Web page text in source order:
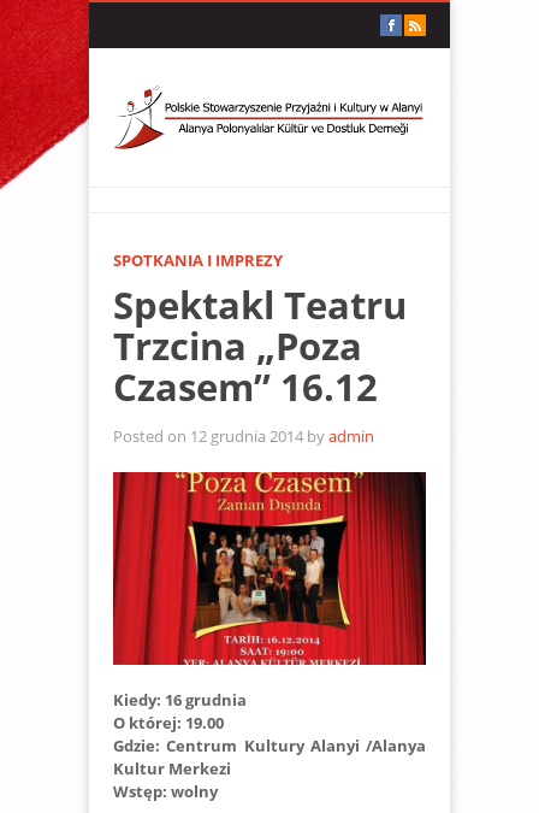
SPOTKANIA I IMPREZY
Spektakl Teatru
Trzcina „Poza
Czasem” 16.12
Posted on 12 grudnia 2014 byadmin
Kiedy: 16 grudnia
O której: 19.00
Gdzie: Centrum Kultury Alanyi /Alanya
Kultur Merkezi
Wstęp: wolny